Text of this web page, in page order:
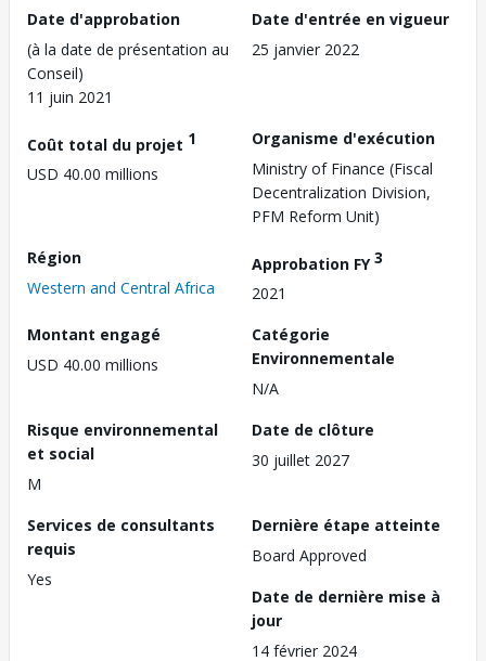
Date d'approbation
(à la date de présentation au
Conseil)
11 juin 2021
Date d'entrée en vigueur
25 janvier 2022
Coût total du projet 1
USD 40.00 millions
Organisme d'exécution
Ministry of Finance (Fiscal
Decentralization Division,
PFM Reform Unit)
Région
Western and Central Africa
Approbation FY3
2021
Montant engagé
USD 40.00 millions
Catégorie
Environnementale
N/A
Risque environnemental
et social
M
Date de clôture
30 juillet 2027
Services de consultants
requis
Yes
Dernière étape atteinte
Board Approved
Date de dernière mise à
jour
14 février 2024